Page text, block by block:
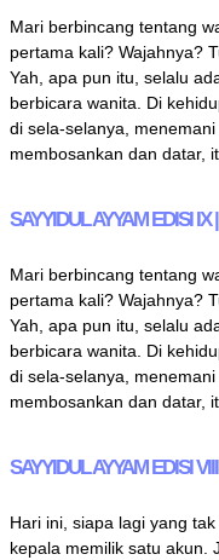
Mari berbincang tentang
pertama kali? Wajahnya?
Yah, apa pun itu, selalu
berbicara wanita. Di
di sela-selanya,
membosankan dan datar,
SAYYIDUL AYYAM EDISI IX
Mari berbincang tentang
pertama kali? Wajahnya?
Yah, apa pun itu, selalu
berbicara wanita. Di
di sela-selanya,
membosankan dan datar,
SAYYIDUL AYYAM EDISI
Hari ini, siapa lagi yang
kepala memilik satu akun.